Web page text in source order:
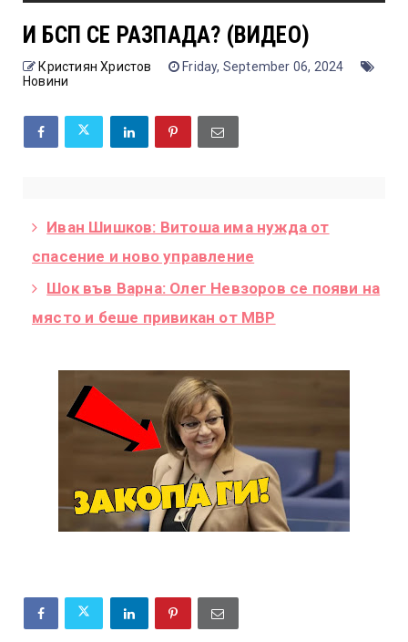
И БСП СЕ РАЗПАДА? (ВИДЕО)
Кристиян Христов
Friday, September 06, 2024
Новини
Иван Шишков: Витоша има нужда от
спасение и ново управление
Шок във Варна: Олег Невзоров се появи на
място и беше привикан от МВР